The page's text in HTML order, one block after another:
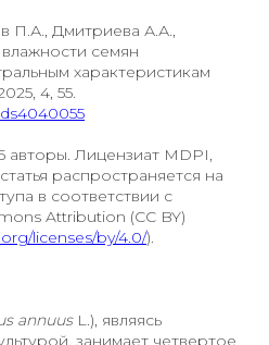
П.А., Дмитриева А.А.,
семян
характеристикам
4, 55.
авторы. Лицензиат MDPI,
распространяется на
в соответствии с
Attribution (CC BY)
licenses/by/4.0/).
annuusL.), являясь
занимает четвертое